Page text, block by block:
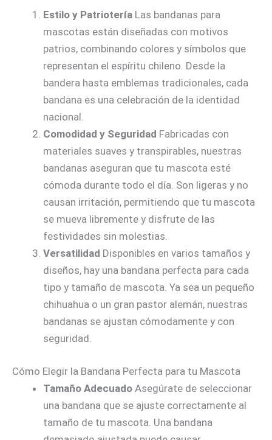
Estilo y Patriotería Las bandanas para
mascotas están diseñadas con motivos
patrios, combinando colores y símbolos que
representan el espíritu chileno. Desde la
bandera hasta emblemas tradicionales, cada
bandana es una celebración de la identidad
nacional.
Comodidad y Seguridad Fabricadas con
materiales suaves y transpirables, nuestras
bandanas aseguran que tu mascota esté
cómoda durante todo el día. Son ligeras y no
causan irritación, permitiendo que tu mascota
se mueva libremente y disfrute de las
festividades sin molestias.
Versatilidad Disponibles en varios tamaños y
diseños, hay una bandana perfecta para cada
tipo y tamaño de mascota. Ya sea un pequeño
chihuahua o un gran pastor alemán, nuestras
bandanas se ajustan cómodamente y con
seguridad.
Cómo Elegir la Bandana Perfecta para tu Mascota
Tamaño Adecuado Asegúrate de seleccionar
una bandana que se ajuste correctamente al
tamaño de tu mascota. Una bandana